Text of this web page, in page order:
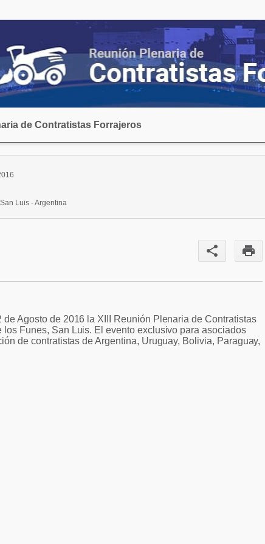
de Contratistas Forrajeros
Luis - Argentina
share print
de Agosto de 2016 la XIII Reunión Plenaria de Contratistas
los Funes, San Luis. El evento exclusivo para asociados
de contratistas de Argentina, Uruguay, Bolivia, Paraguay,